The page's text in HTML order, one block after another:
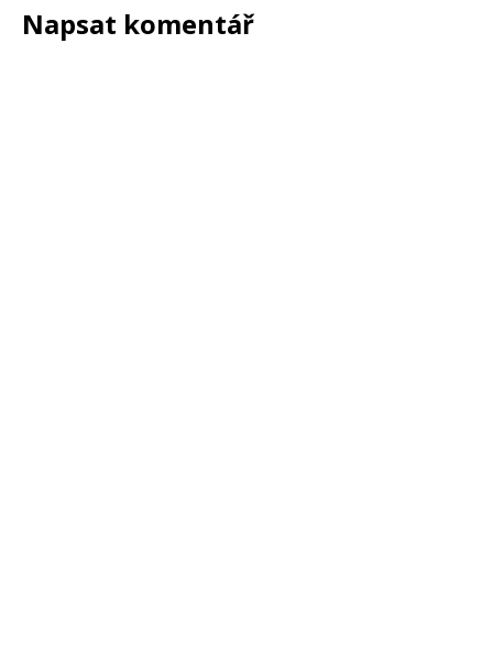
Napsat komentář